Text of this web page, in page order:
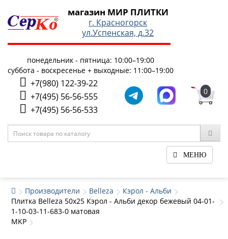
магазин МИР ПЛИТКИ
г. Красногорск
ул.Успенская, д.32
понедельник - пятница: 10:00–19:00
суббота - воскресенье + выходные: 11:00–19:00
+7(980) 122-39-22
+7(495) 56-56-555
+7(495) 56-56-533
0
МЕНЮ
Производители Belleza
Кэрол - Альби
Плитка Belleza 50x25 Кэрол - Альби декор бежевый 04-01-
1-10-03-11-683-0 матовая
MKP